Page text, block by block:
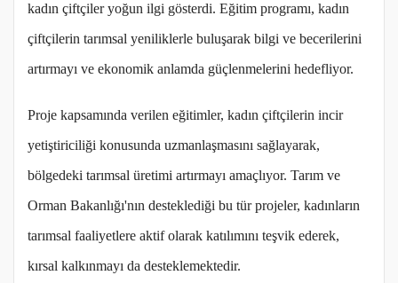
kadın çiftçiler yoğun ilgi gösterdi. Eğitim programı, kadın
çiftçilerin tarımsal yeniliklerle buluşarak bilgi ve becerilerini
artırmayı ve ekonomik anlamda güçlenmelerini hedefliyor.
Proje kapsamında verilen eğitimler, kadın çiftçilerin incir
yetiştiriciliği konusunda uzmanlaşmasını sağlayarak,
bölgedeki tarımsal üretimi artırmayı amaçlıyor. Tarım ve
Orman Bakanlığı'nın desteklediği bu tür projeler, kadınların
tarımsal faaliyetlere aktif olarak katılımını teşvik ederek,
kırsal kalkınmayı da desteklemektedir.